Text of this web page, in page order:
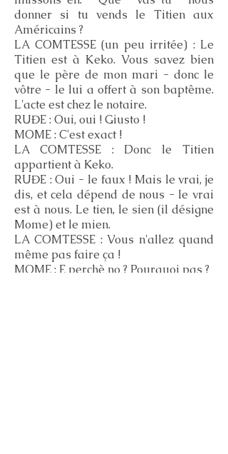
donner si tu vends le Titien aux
Américains ?
LA COMTESSE (un peu irritée) : Le
Titien est à Keko. Vous savez bien
que le père de mon mari - donc le
vôtre - le lui a offert à son baptême.
L'acte est chez le notaire.
RUĐE : Oui, oui ! Giusto !
MOME : C'est exact !
LA COMTESSE : Donc le Titien
appartient à Keko.
RUĐE : Oui - le faux ! Mais le vrai, je
dis, et cela dépend de nous - le vrai
est à nous. Le tien, le sien (il désigne
Mome) et le mien.
LA COMTESSE : Vous n'allez quand
même pas faire ça !
MOME : E perchè no ? Pourquoi pas ?